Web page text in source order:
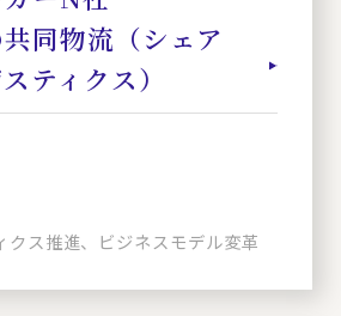
同物流（シェア
ティクス）
クス推進、ビジネスモデル変革